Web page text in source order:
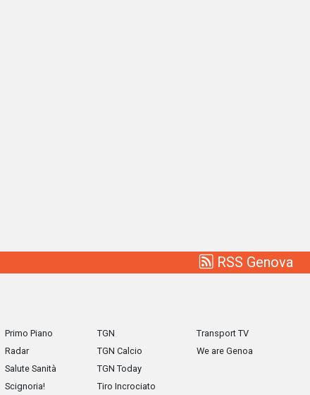
RSS Genova
Primo Piano
Radar
Salute Sanità
Scignoria!
TGN
TGN Calcio
TGN Today
Tiro Incrociato
Transport TV
We are Genoa